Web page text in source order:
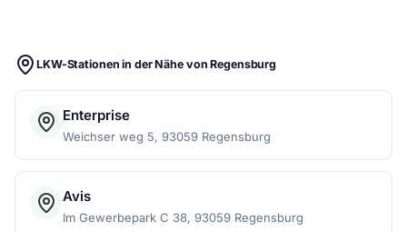
LKW-Stationen in der Nähe von Regensburg
Enterprise
Weichser weg 5, 93059 Regensburg
Avis
Im Gewerbepark C 38, 93059 Regensburg